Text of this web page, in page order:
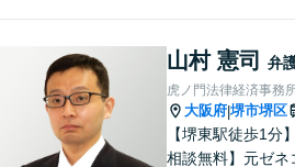
山村 憲司 弁
虎ノ門法律経済事務
大阪府|堺市堺区
【堺東駅徒歩1分
相談無料】元ゼネ